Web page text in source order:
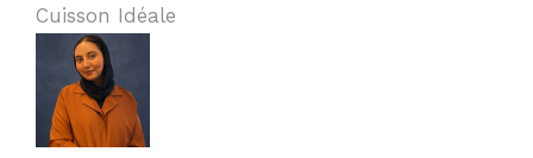
Cuisson Idéale